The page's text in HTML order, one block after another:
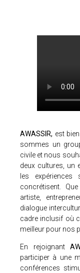
AWASSIR, est
sommes un
civile et nous
deux cultures, un
les
concrétisent.
artiste,
dialogue
cadre inclusif où
meilleur pour nos
En rejoignant
participer à une
conférences